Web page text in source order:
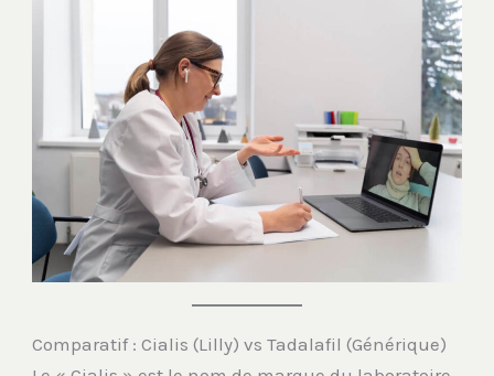
Comparatif : Cialis (Lilly) vs Tadalafil (Générique)